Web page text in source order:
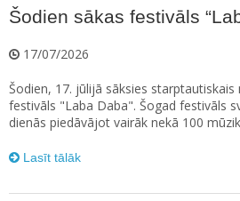
Šodien sākas festivāls
17/07/2026
Šodien, 17. jūlijā sāksies starptautiskais
festivāls "Laba Daba". Šogad festivāls
dienās piedāvājot vairāk nekā 100
Lasīt tālāk